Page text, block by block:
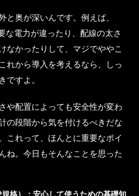
と奥が深いんです。例えば、
な電力が違ったり、配線の太さ
なかったりして、マジでややこ
れから導入を考えるなら、しっ
ですよ。
や配置によっても安全性が変わ
の段階から気を付けるべきだな
これって、ほんとに重要なポイ
ね。今日もそんなことを思った
格）：安心して使うための基礎知